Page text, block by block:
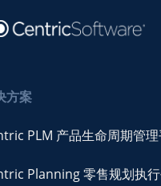
方案
PLM 产品生命周期管理
Planning 零售规划执